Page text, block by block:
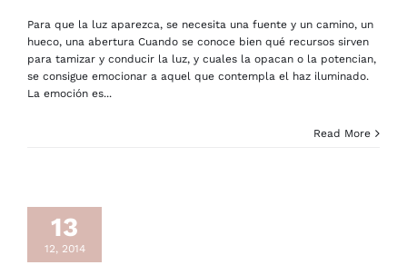
Para que la luz aparezca, se necesita una fuente y un camino, un
hueco, una abertura Cuando se conoce bien qué recursos sirven
para tamizar y conducir la luz, y cuales la opacan o la potencian,
se consigue emocionar a aquel que contempla el haz iluminado.
La emoción es...
Read More
13
12, 2014